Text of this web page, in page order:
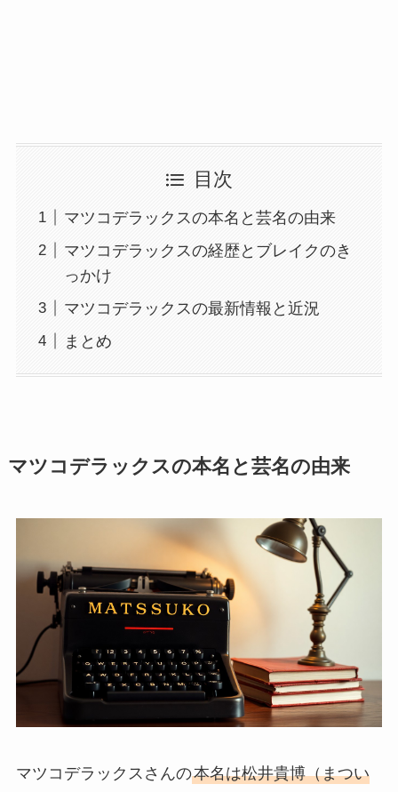
目次
マツコデラックスの本名と芸名の由来
マツコデラックスの経歴とブレイクのき
っかけ
マツコデラックスの最新情報と近況
まとめ
マツコデラックスの本名と芸名の由来
マツコデラックスさんの本名は松井貴博（まつい